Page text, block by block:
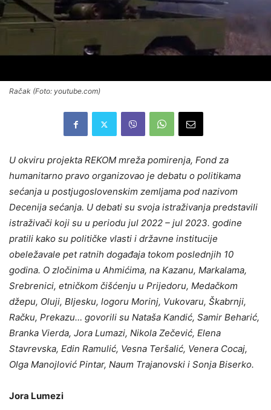
Račak (Foto: youtube.com)
U okviru projekta REKOM mreža pomirenja, Fond za
humanitarno pravo organizovao je debatu o politikama
sećanja u postjugoslovenskim zemljama pod nazivom
Decenija sećanja. U debati su svoja istraživanja predstavili
istraživači koji su u periodu jul 2022 – jul 2023. godine
pratili kako su političke vlasti i državne institucije
obeležavale pet ratnih događaja tokom poslednjih 10
godina. O zločinima u Ahmićima, na Kazanu, Markalama,
Srebrenici, etničkom čišćenju u Prijedoru, Medačkom
džepu, Oluji, Bljesku, logoru Morinj, Vukovaru, Škabrnji,
Račku, Prekazu… govorili su Nataša Kandić, Samir Beharić,
Branka Vierda, Jora Lumazi, Nikola Zečević, Elena
Stavrevska, Edin Ramulić, Vesna Teršalić, Venera Cocaj,
Olga Manojlović Pintar, Naum Trajanovski i Sonja Biserko.
Jora Lumezi